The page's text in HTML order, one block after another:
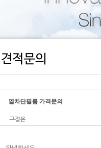
열차단필름 가격문의
구정은